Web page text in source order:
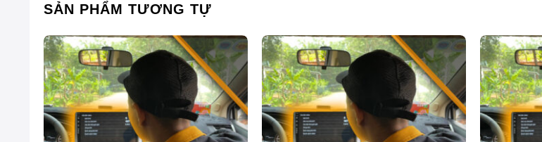
SẢN PHẨM TƯƠNG TỰ